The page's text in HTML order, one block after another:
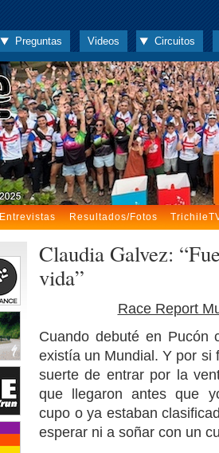
Preguntas Videos Circuitos
Entrevistas Resultados/Fotos
Claudia Galvez:
vida”
Race Report
Cuando debuté en Pucón
existía un Mundial. Y por si
suerte de entrar por la
que llegaron antes que
cupo o ya estaban
esperar ni a soñar con un